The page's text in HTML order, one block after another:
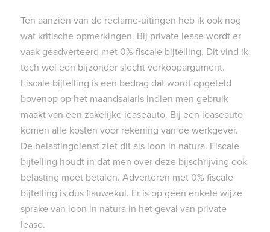
Ten aanzien van de reclame-uitingen heb ik ook nog
wat kritische opmerkingen. Bij private lease wordt er
vaak geadverteerd met 0% fiscale bijtelling. Dit vind ik
toch wel een bijzonder slecht verkoopargument.
Fiscale bijtelling is een bedrag dat wordt opgeteld
bovenop op het maandsalaris indien men gebruik
maakt van een zakelijke leaseauto. Bij een leaseauto
komen alle kosten voor rekening van de werkgever.
De belastingdienst ziet dit als loon in natura. Fiscale
bijtelling houdt in dat men over deze bijschrijving ook
belasting moet betalen. Adverteren met 0% fiscale
bijtelling is dus flauwekul. Er is op geen enkele wijze
sprake van loon in natura in het geval van private
lease.